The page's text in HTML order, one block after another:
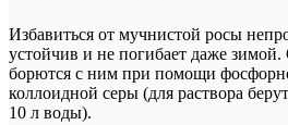
Избавиться от мучнистой росы
устойчив и не погибает даже
борются с ним при помощи
коллоидной серы (для раствора
10 л воды).